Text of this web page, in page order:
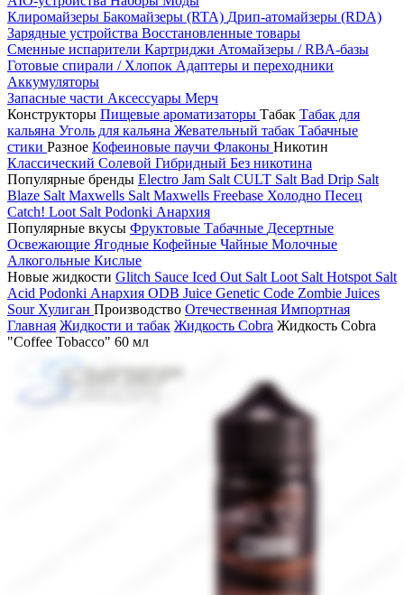
Клиромайзеры Бакомайзеры (RTA) Дрип-атомайзеры (RDA)
Зарядные устройства Восстановленные товары
Сменные испарители Картриджи Атомайзеры / RBA-базы
Готовые спирали / Хлопок Адаптеры и переходники
Аккумуляторы
Запасные части Аксессуары Мерч
Конструкторы Пищевые ароматизаторы Табак Табак для
кальяна Уголь для кальяна Жевательный табак Табачные
стики Разное Кофеиновые паучи Флаконы Никотин
Классический Солевой Гибридный Без никотина
Популярные бренды Electro Jam Salt CULT Salt Bad Drip Salt
Blaze Salt Maxwells Salt Maxwells Freebase Холодно Песец
Catch! Loot Salt Podonki Анархия
Популярные вкусы Фруктовые Табачные Десертные
Освежающие Ягодные Кофейные Чайные Молочные
Алкогольные Кислые
Новые жидкости Glitch Sauce Iced Out Salt Loot Salt Hotspot Salt
Acid Podonki Анархия ODB Juice Genetic Code Zombie Juices
Sour Хулиган Производство Отечественная Импортная
Главная Жидкости и табак Жидкость Cobra Жидкость Cobra
"Coffee Tobacco" 60 мл